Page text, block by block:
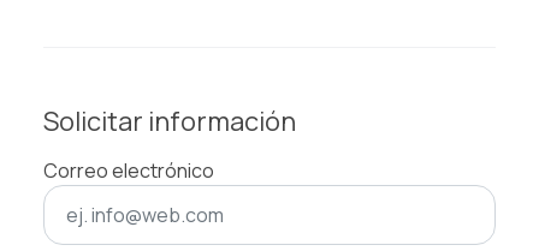
Solicitar información
Correo electrónico